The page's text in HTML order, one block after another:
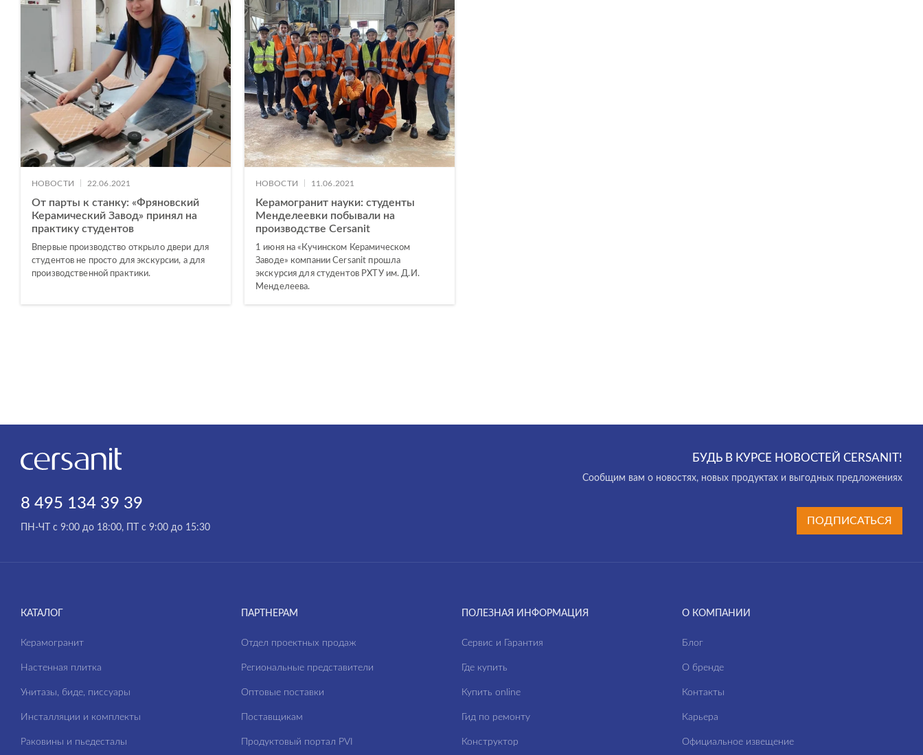
НОВОСТИ 22.06.2021
От парты к станку: «Фряновский
Керамический Завод» принял на
практику студентов
Впервые производство открыло двери для
студентов не просто для экскурсии, а для
производственной практики.
НОВОСТИ 11.06.2021
Керамогранит науки: студенты
Менделеевки побывали на
производстве Cersanit
1 июня на «Кучинском Керамическом
Заводе» компании Cersanit прошла
экскурсия для студентов РХТУ им. Д.И.
Менделеева.
8 495 134 39 39
ПН-ЧТ с 9:00 до 18:00, ПТ с 9:00 до 15:30
КАТАЛОГ
Керамогранит
Настенная плитка
Унитазы, биде, писсуары
Инсталляции и комплекты
Раковины и пьедесталы
ПАРТНЕРАМ
Отдел проектных продаж
Региональные представители
Оптовые поставки
Поставщикам
Продуктовый портал PVI
ПОЛЕЗНАЯ ИНФОРМАЦИЯ
Сервис и Гарантия
Где купить
Купить online
Гид по ремонту
Конструктор
О КОМПАНИИ
Блог
О бренде
Контакты
Карьера
Официальное извещение
БУДЬ В КУРСЕ НОВОСТЕЙ CERSANIT!
Cообщим вам о новостях, новых продуктах и выгодных предложениях
ПОДПИСАТЬСЯ